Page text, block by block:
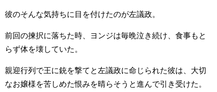
彼のそんな気持ちに目を付けたのが左議政。
前回の揀択に落ちた時、ヨンジは毎晩泣き続け、食事もと
らず体を壊していた。
親迎行列で王に銃を撃てと左議政に命じられた彼は、大切
なお嬢様を苦しめた恨みを晴らそうと進んで引き受けた。